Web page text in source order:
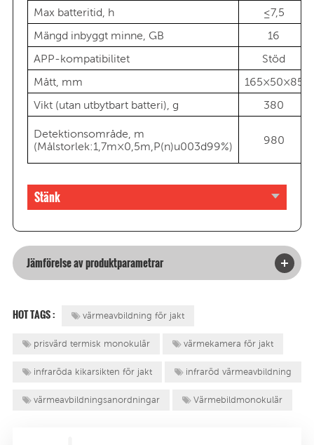
Max batteritid, h
≤7,5
Mängd inbyggt minne, GB
16
APP-kompatibilitet
Stöd
Mått, mm
165×50×85
Vikt (utan utbytbart batteri), g
380
Detektionsområde, m
(Målstorlek:1,7m×0,5m,P(n)u003d99%)
980
Stänk
Jämförelse av produktparametrar
HOT TAGS : värmeavbildning för jakt
prisvärd termisk monokulär värmekamera för jakt
infraröda kikarsikten för jakt infraröd värmeavbildning
värmeavbildningsanordningar Värmebildmonokulär